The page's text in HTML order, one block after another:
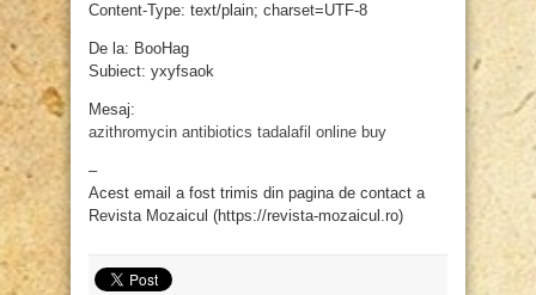
Content-Type: text/plain; charset=UTF-8
De la: BooHag
Subiect: yxyfsaok
Mesaj:
azithromycin antibiotics tadalafil online buy
–
Acest email a fost trimis din pagina de contact a
Revista Mozaicul (https://revista-mozaicul.ro)